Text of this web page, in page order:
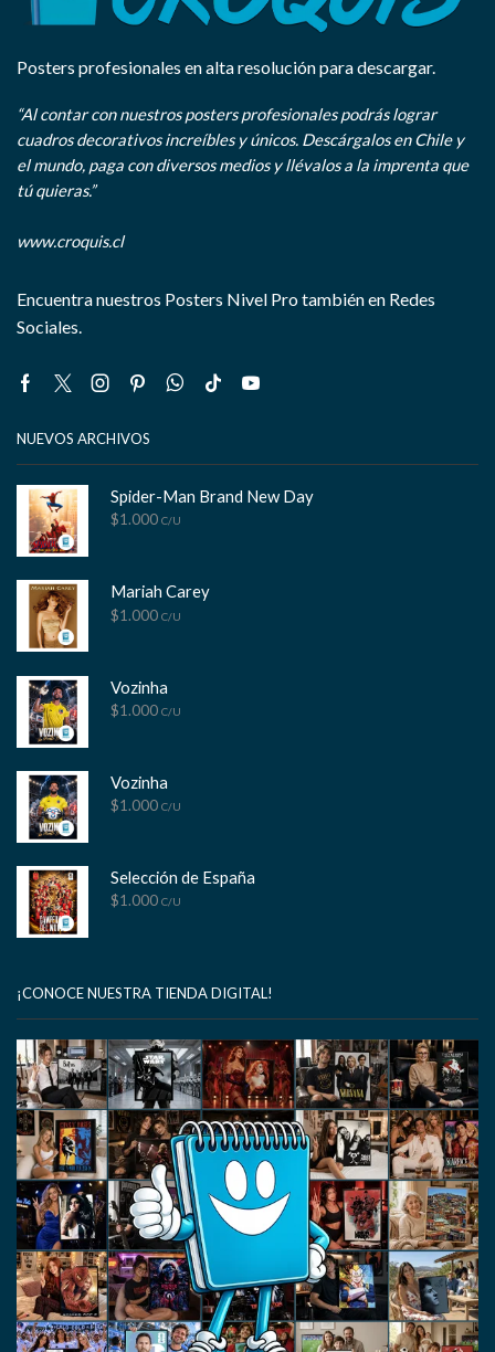
Posters profesionales en alta resolución para descargar.
“Al contar con nuestros posters profesionales podrás lograr
cuadros decorativos increíbles y únicos. Descárgalos en Chile y
el mundo, paga con diversos medios y llévalos a la imprenta que
tú quieras.”
www.croquis.cl
Encuentra nuestros Posters Nivel Pro también en Redes
Sociales.
Facebook
TwitterInstagram
PinterestWhatsapp
Tik- Youtube
NUEVOS ARCHIVOS
Spider-Man Brand New Day
$1.000 C/U
Mariah Carey
$1.000 C/U
Vozinha
$1.000 C/U
Vozinha
$1.000 C/U
Selección de España
$1.000 C/U
¡CONOCE NUESTRA TIENDA DIGITAL!